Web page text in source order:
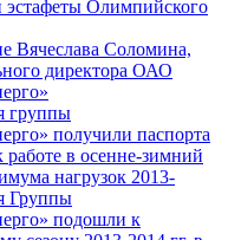
эстафеты Олимпийского
Вячеслава Соломина,
директора ОАО
группы
получили паспорта
работе в осенне-зимний
нагрузок 2013-
Группы
подошли к